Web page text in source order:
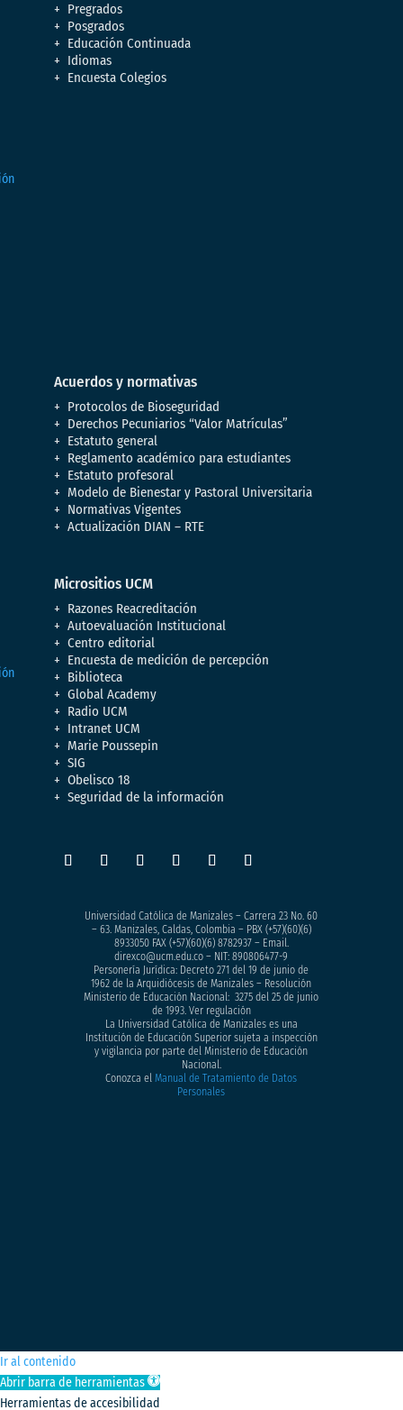
Pregrados
Posgrados
Educación Continuada
Idiomas
Encuesta Colegios
Acuerdos y normativas
Protocolos de Bioseguridad
Derechos Pecuniarios “Valor Matrículas”
Estatuto general
Reglamento académico para estudiantes
Estatuto profesoral
Modelo de Bienestar y Pastoral Universitaria
Normativas Vigentes
Actualización DIAN – RTE
Micrositios UCM
Razones Reacreditación
Autoevaluación Institucional
Centro editorial
Encuesta de medición de percepción
Biblioteca
Global Academy
Radio UCM
Intranet UCM
Marie Poussepin
SIG
Obelisco 18
Seguridad de la información
Universidad Católica de Manizales – Carrera 23 No. 60
– 63. Manizales, Caldas, Colombia – PBX (+57)(60)(6)
8933050FAX (+57)(60)(6) 8782937 – Email.
direxco@ucm.edu.co – NIT: 890806477-9
Personería Jurídica: Decreto 271 del 19 de junio de
1962 de la Arquidiócesis de Manizales – Resolución
Ministerio de Educación Nacional: 3275 del 25 de junio
de 1993. Ver regulación
La Universidad Católica de Manizales es una
Institución de Educación Superior sujeta a inspección
y vigilancia por parte del Ministerio de Educación
Nacional.
Conozca elManual de Tratamiento de Datos
Personales
Ir al contenido
Abrir barra de herramientas
Herramientas de accesibilidad